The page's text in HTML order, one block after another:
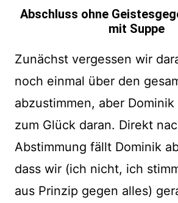
Abschluss ohne
mit Suppe
Zunächst vergessen wir
noch einmal über den
abzustimmen, aber
zum Glück daran. Direkt
Abstimmung fällt Dominik
dass wir (ich nicht, ich
aus Prinzip gegen alles)